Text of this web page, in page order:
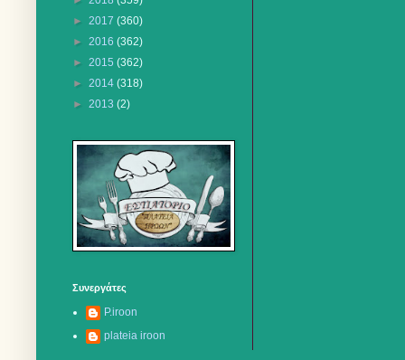
► 2017 (360)
► 2016 (362)
► 2015 (362)
► 2014 (318)
► 2013 (2)
Συνεργάτες
P.iroon
plateia iroon